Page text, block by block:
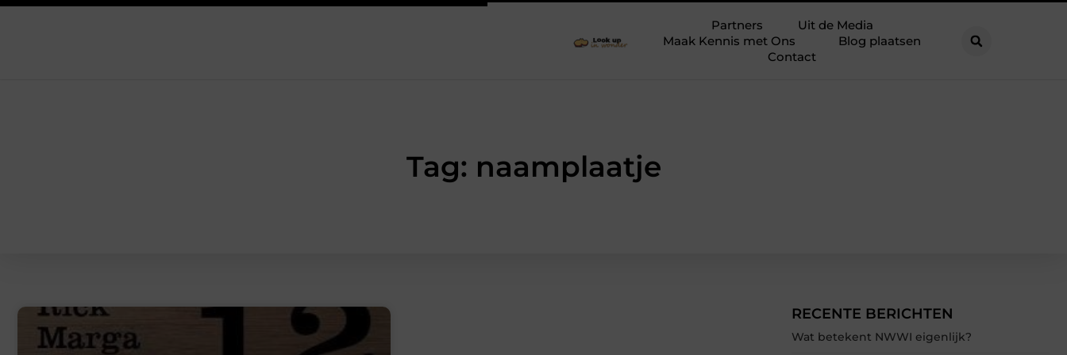
Partners
Uit de Media
Maak Kennis met Ons
Blog plaatsen
Contact
Tag: naamplaatje
RECENTE BERICHTEN
Wat betekent NWWI eigenlijk?